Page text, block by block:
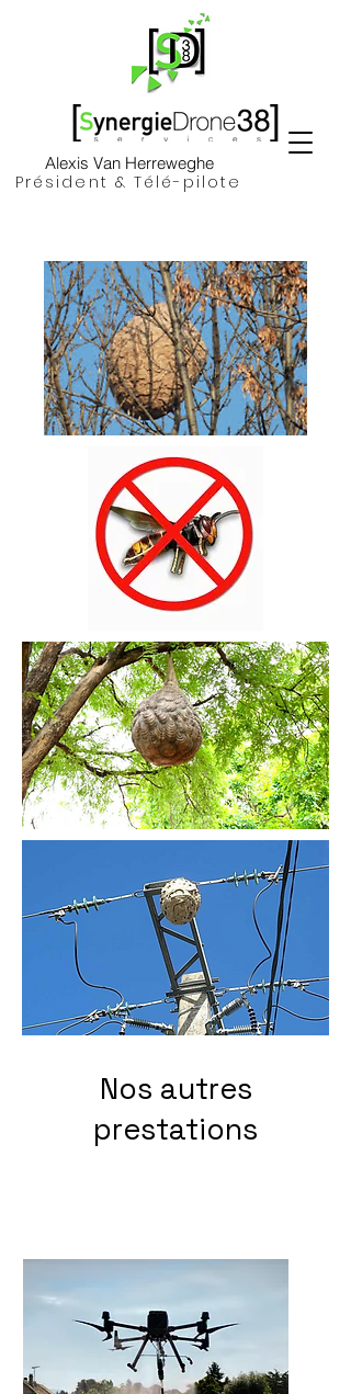
Alexis Van Herreweghe
Président & Télé-pilote
Nos autres
prestations